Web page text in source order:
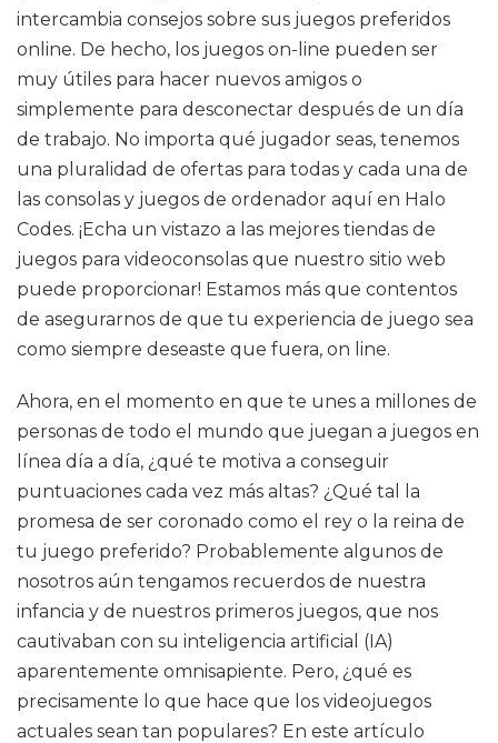
intercambia consejos sobre sus juegos preferidos
online. De hecho, los juegos on-line pueden ser
muy útiles para hacer nuevos amigos o
simplemente para desconectar después de un día
de trabajo. No importa qué jugador seas, tenemos
una pluralidad de ofertas para todas y cada una de
las consolas y juegos de ordenador aquí en Halo
Codes. ¡Echa un vistazo a las mejores tiendas de
juegos para videoconsolas que nuestro sitio web
puede proporcionar! Estamos más que contentos
de asegurarnos de que tu experiencia de juego sea
como siempre deseaste que fuera, on line.
Ahora, en el momento en que te unes a millones de
personas de todo el mundo que juegan a juegos en
línea día a día, ¿qué te motiva a conseguir
puntuaciones cada vez más altas? ¿Qué tal la
promesa de ser coronado como el rey o la reina de
tu juego preferido? Probablemente algunos de
nosotros aún tengamos recuerdos de nuestra
infancia y de nuestros primeros juegos, que nos
cautivaban con su inteligencia artificial (IA)
aparentemente omnisapiente. Pero, ¿qué es
precisamente lo que hace que los videojuegos
actuales sean tan populares? En este artículo